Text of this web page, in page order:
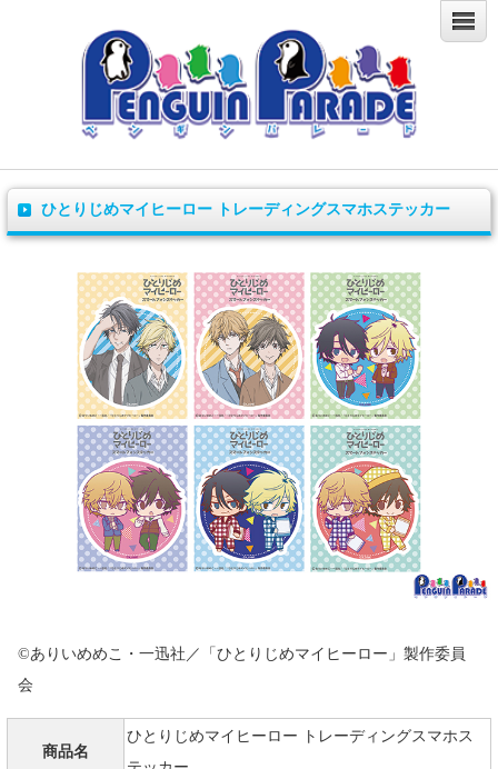
ひとりじめマイヒーロー トレーディングスマホステッカー
©ありいめめこ・一迅社／「ひとりじめマイヒーロー」製作委員
会
商品名
ひとりじめマイヒーロー トレーディングスマホス